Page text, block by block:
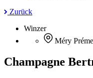
Zurück
Winzer
Méry
Champagne